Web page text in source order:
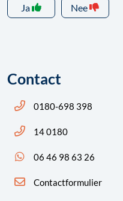
Ja Nee
Contact
Bel ons: 14 0180
0180-698 398
Bel ons: 14 0180
14 0180
App ons: 06 46 98 63 26
06 46 98 63 26
Contactformulier